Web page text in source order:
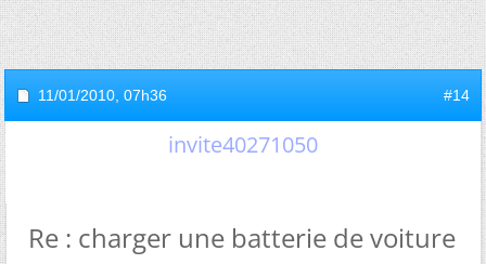
11/01/2010, 07h36 #14
invite40271050
Re : charger une batterie de voiture